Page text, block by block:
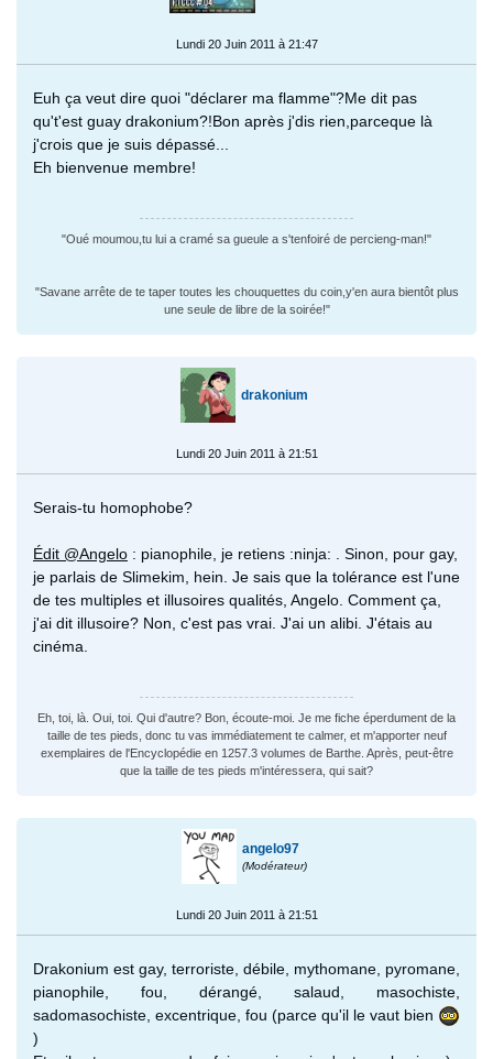
Lundi 20 Juin 2011 à 21:47
Euh ça veut dire quoi "déclarer ma flamme"?Me dit pas
qu't'est guay drakonium?!Bon après j'dis rien,parceque là
j'crois que je suis dépassé...
Eh bienvenue membre!
"Oué moumou,tu lui a cramé sa gueule a s'tenfoiré de percieng-man!"
"Savane arrête de te taper toutes les chouquettes du coin,y'en aura bientôt plus
une seule de libre de la soirée!"
drakonium
Lundi 20 Juin 2011 à 21:51
Serais-tu homophobe?
Édit @Angelo : pianophile, je retiens :ninja: . Sinon, pour gay,
je parlais de Slimekim, hein. Je sais que la tolérance est l'une
de tes multiples et illusoires qualités, Angelo. Comment ça,
j'ai dit illusoire? Non, c'est pas vrai. J'ai un alibi. J'étais au
cinéma.
Eh, toi, là. Oui, toi. Qui d'autre? Bon, écoute-moi. Je me fiche éperdument de la
taille de tes pieds, donc tu vas immédiatement te calmer, et m'apporter neuf
exemplaires de l'Encyclopédie en 1257.3 volumes de Barthe. Après, peut-être
que la taille de tes pieds m'intéressera, qui sait?
angelo97
(Modérateur)
Lundi 20 Juin 2011 à 21:51
Drakonium est gay, terroriste, débile, mythomane, pyromane,
pianophile, fou, dérangé, salaud, masochiste,
sadomasochiste, excentrique, fou (parce qu'il le vaut bien
)